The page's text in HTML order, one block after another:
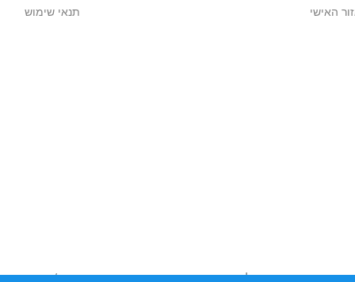
האישי
תנאי שימוש
יוצרים. אם בבעלותך זכויות יוצרים בתכנים שנמצאים פה ו/או השימוש